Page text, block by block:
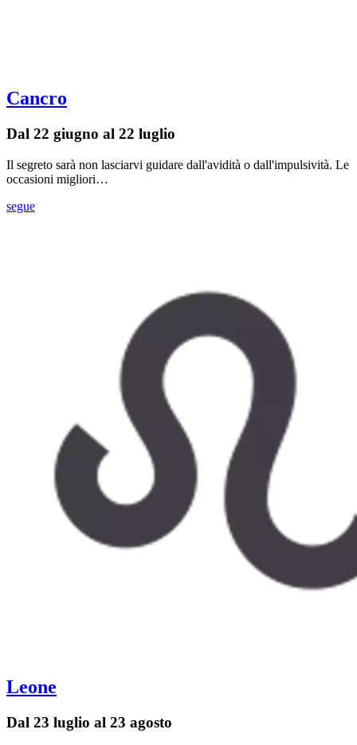
Cancro
Dal 22 giugno al 22 luglio
Il segreto sarà non lasciarvi guidare dall'avidità o dall'impulsività. Le
occasioni migliori…
segue
Leone
Dal 23 luglio al 23 agosto